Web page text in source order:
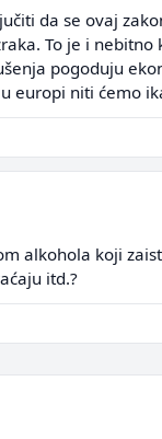
da se ovaj
To je i
pogoduju
europi niti ćemo
alkohola koji
itd.?